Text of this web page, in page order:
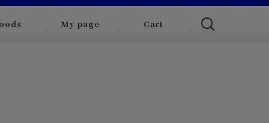
My page Cart